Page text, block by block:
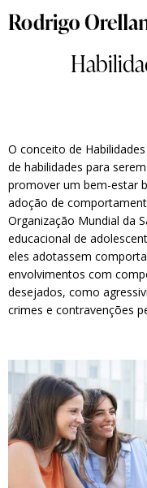
O conceito de
de habilidades para
promover um bem-estar
adoção de
Organização Mundial da
educacional de
eles adotassem
envolvimentos com
desejados, como
crimes e contravenções